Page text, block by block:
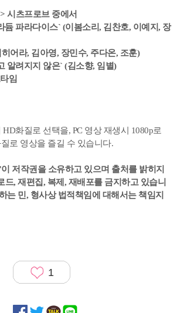
시츠프로브 중에서
라다이스` (이봄소리, 김찬호, 이예지, 장
라, 김아영, 장민수, 주다온, 조훈)
지지 않은` (김소향, 임별)
임
화질로 선택을, PC 영상 재생시 1080p로
로 영상을 즐길 수 있습니다.
저작권을 소유하고 있으며 출처를 밝히지
드, 재편집, 복제, 재배포를 금지하고 있습니
는 민, 형사상 법적책임에 대해서는 책임지
1